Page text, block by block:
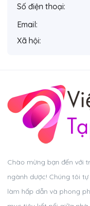
Số điện thoại:
Email:
Xã hội:
Chào mừng bạn đến với
ngành dược! Chúng tôi
làm hấp dẫn và phong